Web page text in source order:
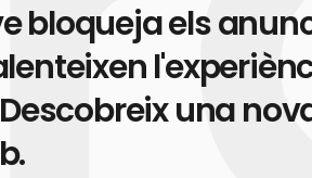
bloqueja els
una